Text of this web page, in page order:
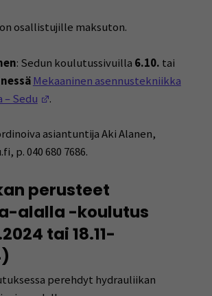
osallistujille maksuton.
: Sedun koulutussivuilla 6.10. tai
Mekaaninen asennustekniikka
Sedu
(Opens in a new window)
.
asiantuntija Aki Alanen,
p. 040 680 7686.
perusteet
alalla -koulutus
tai 18.11-
perehdyt hydrauliikan